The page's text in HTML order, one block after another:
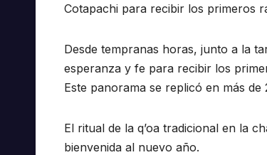
Cotapachi para recibir los primeros
Desde tempranas horas, junto a la
esperanza y fe para recibir los
Este panorama se replicó en más
El ritual de la q’oa tradicional en la
bienvenida al nuevo año.